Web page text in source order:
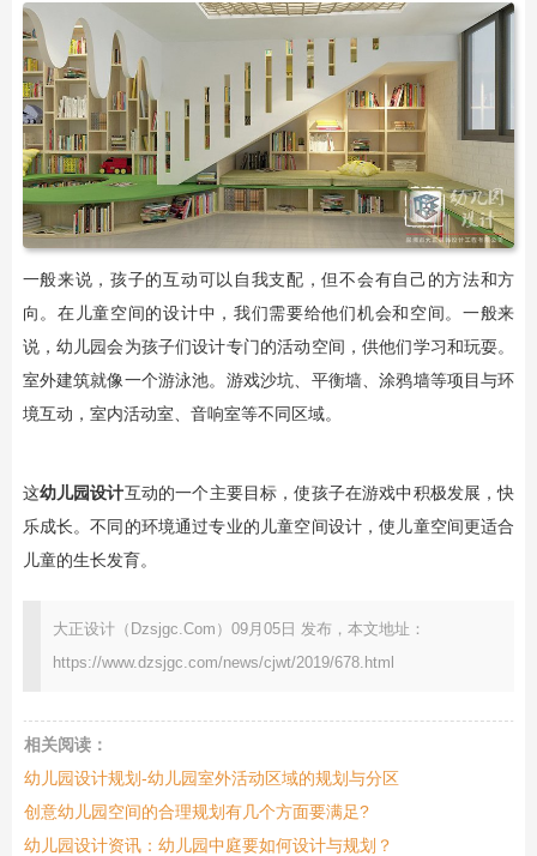
一般来说，孩子的互动可以自我支配，但不会有自己的方法和方
向。在儿童空间的设计中，我们需要给他们机会和空间。一般来
说，幼儿园会为孩子们设计专门的活动空间，供他们学习和玩耍。
室外建筑就像一个游泳池。游戏沙坑、平衡墙、涂鸦墙等项目与环
境互动，室内活动室、音响室等不同区域。
这幼儿园设计互动的一个主要目标，使孩子在游戏中积极发展，快
乐成长。不同的环境通过专业的儿童空间设计，使儿童空间更适合
儿童的生长发育。
大正设计（Dzsjgc.Com）09月05日 发布，本文地址：
https://www.dzsjgc.com/news/cjwt/2019/678.html
相关阅读：
幼儿园设计规划-幼儿园室外活动区域的规划与分区
创意幼儿园空间的合理规划有几个方面要满足?
幼儿园设计资讯：幼儿园中庭要如何设计与规划？